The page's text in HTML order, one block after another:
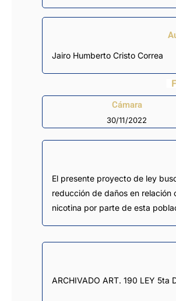
Jairo Humberto Cristo Correa
Cámara
30/11/2022
El presente proyecto de ley
reducción de daños en
nicotina por parte de esta
ARCHIVADO ART. 190 LEY 5ta